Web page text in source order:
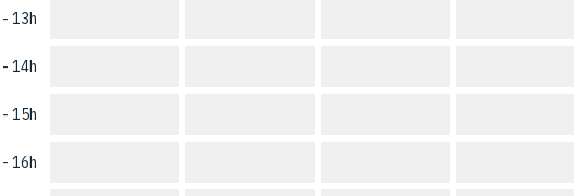
13h
14h
15h
16h